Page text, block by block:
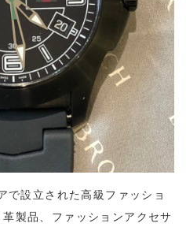
で設立された高級ファッショ
製品、ファッションアクセサ